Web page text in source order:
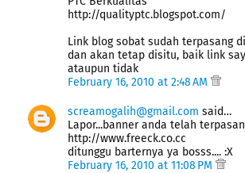
http://qualityptc.blogspot.com/
Link blog sobat sudah terpasang
dan akan tetap disitu, baik link
ataupun tidak
February 16, 2010 at 2:48 AM
screamogalih@gmail.com said…
Lapor...banner anda telah
http://www.freeck.co.cc
ditunggu barternya ya bosss.... :X
February 16, 2010 at 11:08 PM